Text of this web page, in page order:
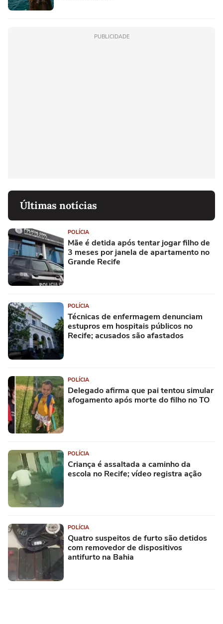
PUBLICIDADE
Últimas notícias
POLÍCIA
Mãe é detida após tentar jogar filho de
3 meses por janela de apartamento no
Grande Recife
POLÍCIA
Técnicas de enfermagem denunciam
estupros em hospitais públicos no
Recife; acusados são afastados
POLÍCIA
Delegado afirma que pai tentou simular
afogamento após morte do filho no TO
POLÍCIA
Criança é assaltada a caminho da
escola no Recife; vídeo registra ação
POLÍCIA
Quatro suspeitos de furto são detidos
com removedor de dispositivos
antifurto na Bahia